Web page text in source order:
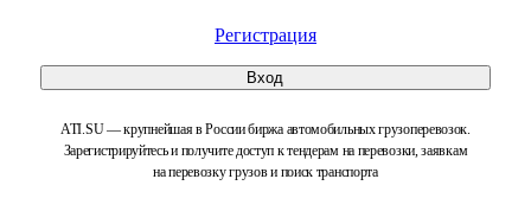
Регистрация
Вход
ATI.SU — крупнейшая в России биржа автомобильных грузоперевозок.
Зарегистрируйтесь и получите доступ к тендерам на перевозки, заявкам
на перевозку грузов и поиск транспорта